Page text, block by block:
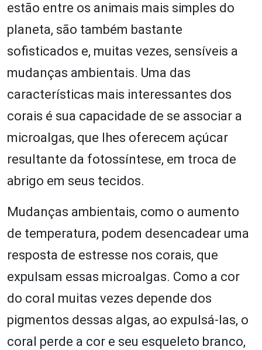
estão entre os animais mais simples do
planeta, são também bastante
sofisticados e, muitas vezes, sensíveis a
mudanças ambientais. Uma das
características mais interessantes dos
corais é sua capacidade de se associar a
microalgas, que lhes oferecem açúcar
resultante da fotossíntese, em troca de
abrigo em seus tecidos.
Mudanças ambientais, como o aumento
de temperatura, podem desencadear uma
resposta de estresse nos corais, que
expulsam essas microalgas. Como a cor
do coral muitas vezes depende dos
pigmentos dessas algas, ao expulsá-las, o
coral perde a cor e seu esqueleto branco,